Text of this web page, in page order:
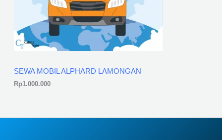
SEWA MOBIL ALPHARD LAMONGAN
Rp1.000.000